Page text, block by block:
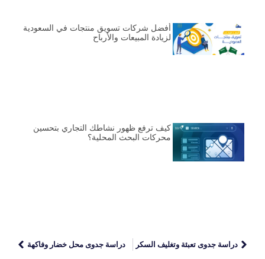
أفضل شركات تسويق منتجات في السعودية
لزيادة المبيعات والأرباح
كيف ترفع ظهور نشاطك التجاري بتحسين
محركات البحث المحلية؟
دراسة جدوى تعبئة وتغليف السكر دراسة جدوى محل خضار وفاكهة